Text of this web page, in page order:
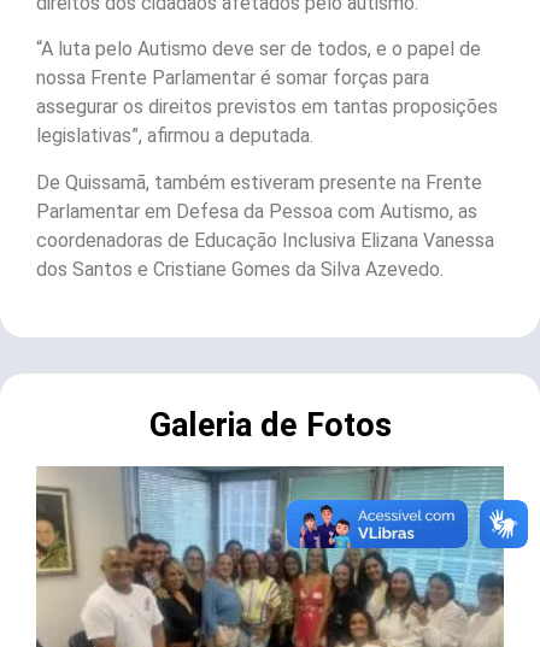
“A luta pelo Autismo deve ser de todos, e o papel de
nossa Frente Parlamentar é somar forças para
assegurar os direitos previstos em tantas proposições
legislativas”, afirmou a deputada.
De Quissamã, também estiveram presente na Frente
Parlamentar em Defesa da Pessoa com Autismo, as
coordenadoras de Educação Inclusiva Elizana Vanessa
dos Santos e Cristiane Gomes da Silva Azevedo.
Galeria de Fotos